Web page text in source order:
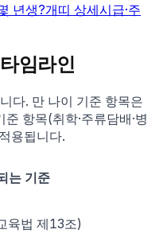
년생?개띠 상세시급·주
임라인
다. 만 나이 기준 항목은
항목(취학·주류담배·병
용됩니다.
는 기준
육법 제13조)